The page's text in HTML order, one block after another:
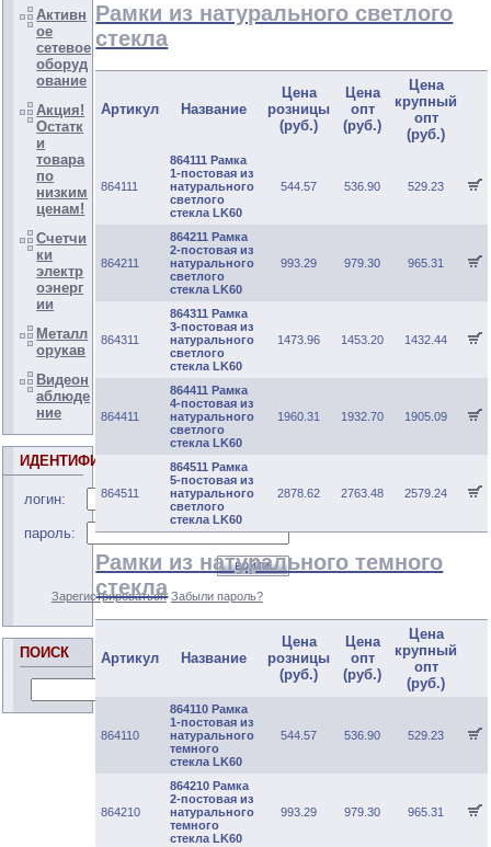
Активн
ое
сетевое
оборуд
ование
Акция!
Остатк
и
товара
по
низким
ценам!
Счетчи
ки
электр
оэнерг
ии
Металл
орукав
Видеон
аблюде
ние
ИДЕНТИФИКАЦИЯ
логин:
пароль:
Зарегистрироваться Забыли пароль?
ПОИСК
Рамки из натурального светлого
стекла
Артикул Название
Цена
розницы
(руб.)
Цена
опт
(руб.)
Цена
крупный
опт
(руб.)
864111
864111 Рамка
1-постовая из
натурального
светлого
стекла LK60
544.57 536.90 529.23
864211
864211 Рамка
2-постовая из
натурального
светлого
стекла LK60
993.29 979.30 965.31
864311
864311 Рамка
3-постовая из
натурального
светлого
стекла LK60
1473.96 1453.20 1432.44
864411
864411 Рамка
4-постовая из
натурального
светлого
стекла LK60
1960.31 1932.70 1905.09
864511
864511 Рамка
5-постовая из
натурального
светлого
стекла LK60
2878.62 2763.48 2579.24
Рамки из натурального темного
стекла
Артикул Название
Цена
розницы
(руб.)
Цена
опт
(руб.)
Цена
крупный
опт
(руб.)
864110
864110 Рамка
1-постовая из
натурального
темного
стекла LK60
544.57 536.90 529.23
864210
864210 Рамка
2-постовая из
натурального
темного
стекла LK60
993.29 979.30 965.31